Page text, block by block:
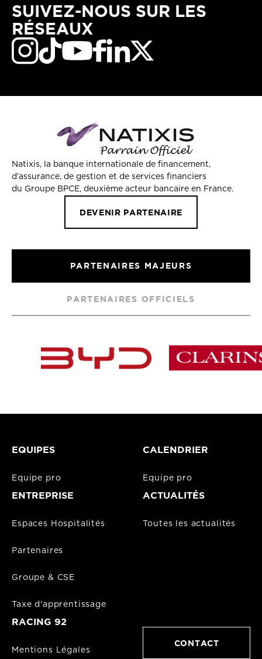
SUIVEZ-NOUS SUR LES
RÉSEAUX
Natixis, la banque internationale de financement,
d’assurance, de gestion et de services financiers
du Groupe BPCE, deuxième acteur bancaire en France.
DEVENIR PARTENAIRE
PARTENAIRES MAJEURS
PARTENAIRES OFFICIELS
EQUIPES
Equipe pro
CALENDRIER
Equipe pro
ENTREPRISE
Espaces Hospitalités
Partenaires
Groupe & CSE
Taxe d'apprentissage
ACTUALITÉS
Toutes les actualités
RACING 92
Mentions Légales
CONTACT